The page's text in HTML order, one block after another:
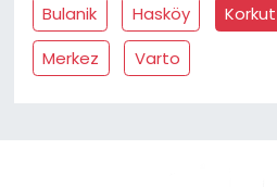
Bulanik Hasköy Korkut
Merkez
Varto